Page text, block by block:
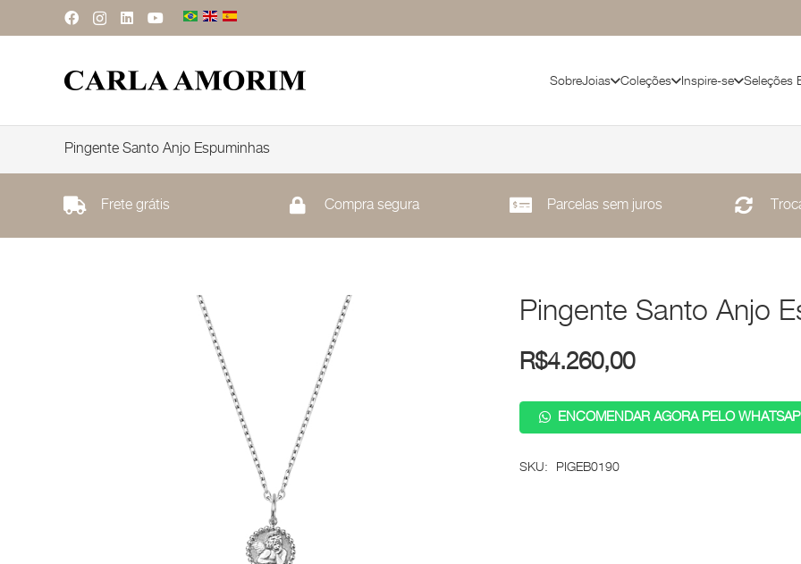
SobreJoias Coleções Inspire-se Seleções
Pingente Santo Anjo Espuminhas
Frete grátis Compra segura Parcelas sem juros
Pingente Santo Anjo
R$4.260,00
ENCOMENDAR AGORA PELO
SKU: PIGEB0190